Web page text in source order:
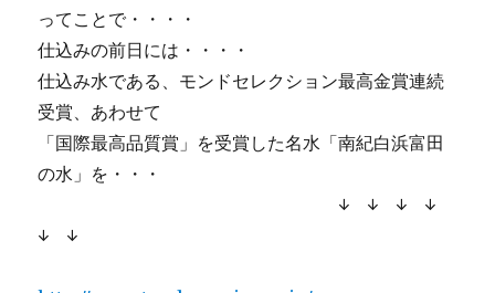
ってことで・・・・
仕込みの前日には・・・・
仕込み水である、モンドセレクション最高金賞連続
受賞、あわせて
「国際最高品質賞」を受賞した名水「南紀白浜富田
の水」を・・・
↓ ↓ ↓ ↓
↓ ↓